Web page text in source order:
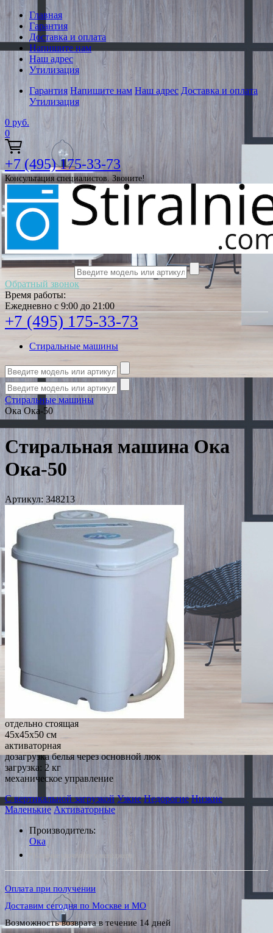
Главная
Гарантия
Доставка и оплата
Напишите нам
Наш адрес
Утилизация
Гарантия Напишите нам Наш адрес Доставка и оплата
Утилизация
0 руб.
0
+7 (495) 175-33-73
Консультация специалистов. Звоните!
Обратный звонок
Время работы:
Ежедневно с 9:00 до 21:00
+7 (495) 175-33-73
Стиральные машины
Стиральные машины
Ока Ока-50
Стиральная машина Ока
Ока-50
Артикул: 348213
отдельно стоящая
45x45x50 см
активаторная
дозагрузка белья через основной люк
загрузка: 2 кг
механическое управление
С вертикальной загрузкой Узкие Недорогие Низкие
Маленькие Активаторные
Производитель:
Ока
*Наличие уточняйте у менеджера
Оплата при получении
Доставим сегодня по Москве и МО
Возможность возврата в течение 14 дней